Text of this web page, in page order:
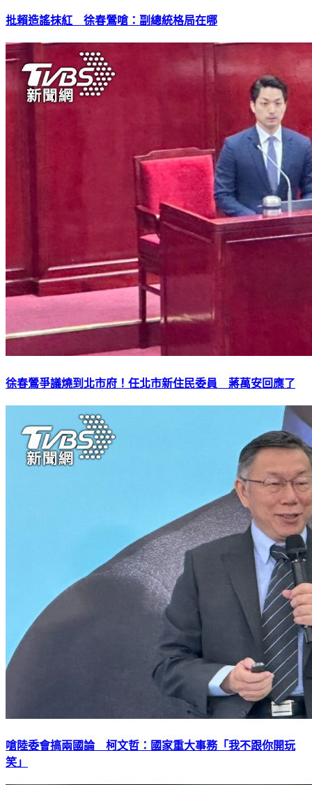
批賴造謠抹紅 徐春鶯嗆：副總統格局在哪
徐春鶯爭議燒到北市府！任北市新住民委員 蔣萬安回應了
嗆陸委會搞兩國論 柯文哲：國家重大事務「我不跟你開玩
笑」